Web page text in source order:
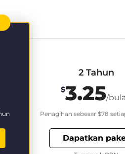
2 Tahun
$3.25/
Penagihan sebesar$78
Dapatkan